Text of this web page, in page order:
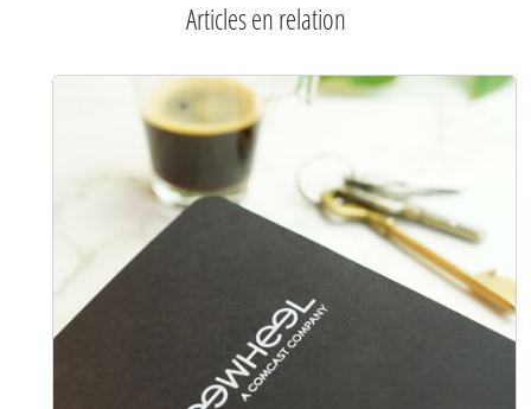
Articles en relation